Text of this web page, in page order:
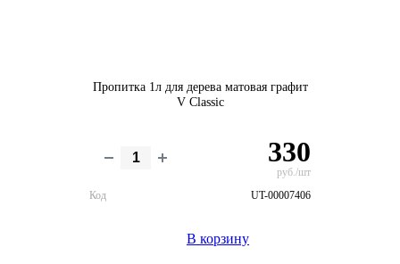
Пропитка 1л для дерева матовая графит
V Classic
330
руб./шт
Код
UT-00007406
В корзину